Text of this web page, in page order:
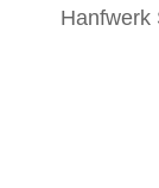
Hanfwerk